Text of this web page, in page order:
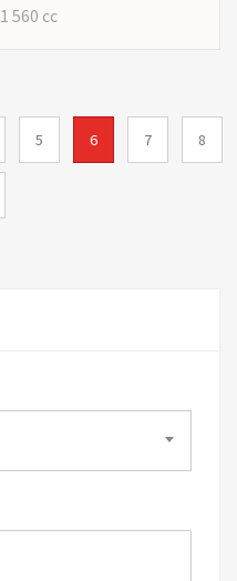
1 560 cc
5 6 7 8